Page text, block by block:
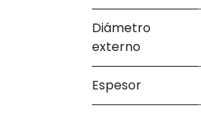
Diámetro
externo
Espesor